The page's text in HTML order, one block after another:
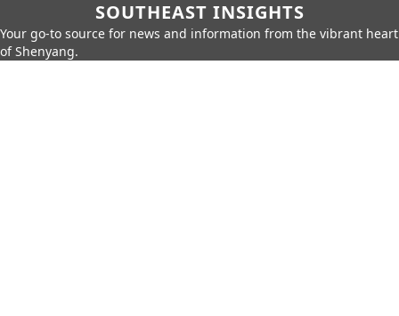
SOUTHEAST INSIGHTS
Your go-to source for news and information from the vibrant heart
of Shenyang.